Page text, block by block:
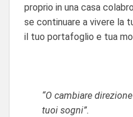
proprio in una casa
se continuare a vivere la
il tuo portafoglio e tua
“O cambiare
tuoi sogni”.